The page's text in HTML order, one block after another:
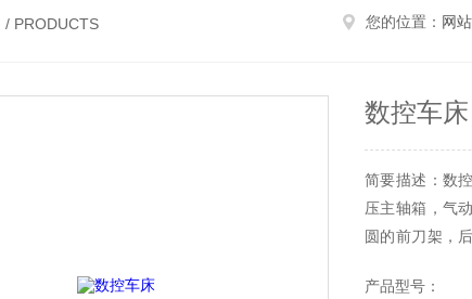
/ PRODUCTS 您的位置： 网
数控车床
简要描述：数
压主轴箱，气
圆的前刀架，
产品型号：